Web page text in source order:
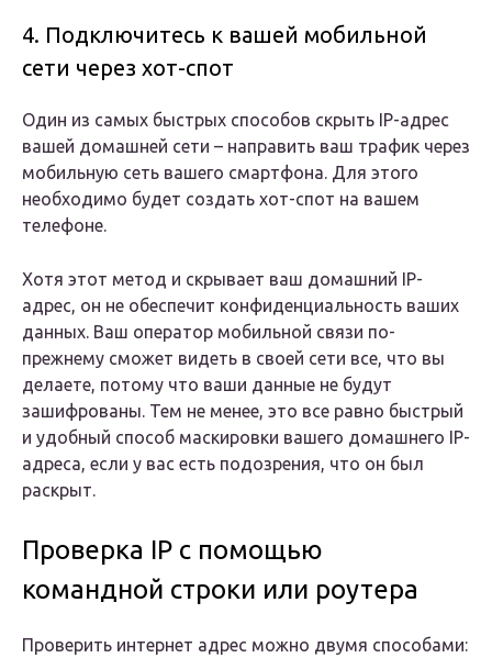
4. Подключитесь к вашей мобильной
сети через хот-спот
Один из самых быстрых способов скрыть IP-адрес
вашей домашней сети – направить ваш трафик через
мобильную сеть вашего смартфона. Для этого
необходимо будет создать хот-спот на вашем
телефоне.
Хотя этот метод и скрывает ваш домашний IP-
адрес, он не обеспечит конфиденциальность ваших
данных. Ваш оператор мобильной связи по-
прежнему сможет видеть в своей сети все, что вы
делаете, потому что ваши данные не будут
зашифрованы. Тем не менее, это все равно быстрый
и удобный способ маскировки вашего домашнего IP-
адреса, если у вас есть подозрения, что он был
раскрыт.
Проверка IP с помощью
командной строки или роутера
Проверить интернет адрес можно двумя способами: